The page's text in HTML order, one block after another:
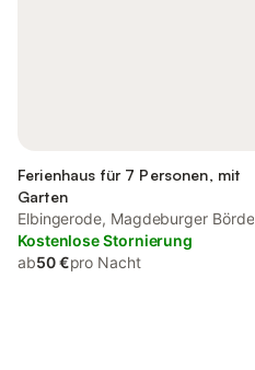
Ferienhaus für 7 Personen, mit
Garten
Elbingerode, Magdeburger Börde
Kostenlose Stornierung
ab50 €pro Nacht